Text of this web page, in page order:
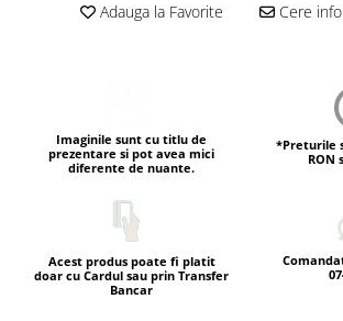
Adauga la Favorite Cere
Imaginile sunt cu titlu de
prezentare si pot avea mici
diferente de nuante.
*Preturile
RON
Acest produs poate fi platit
doar cu Cardul sau prin Transfer
Bancar